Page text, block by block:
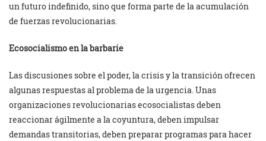
un futuro indefinido, sino que forma parte de la acumulación
de fuerzas revolucionarias.
Ecosocialismo en la barbarie
Las discusiones sobre el poder, la crisis y la transición ofrecen
algunas respuestas al problema de la urgencia. Unas
organizaciones revolucionarias ecosocialistas deben
reaccionar ágilmente a la coyuntura, deben impulsar
demandas transitorias, deben preparar programas para hacer